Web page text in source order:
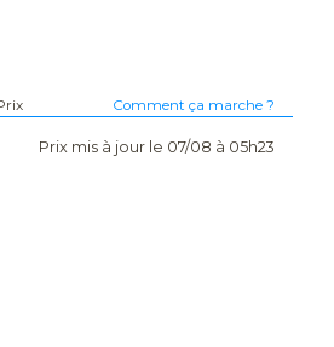
Comment ça marche ?
Prix mis à jour le 07/08 à 05h23